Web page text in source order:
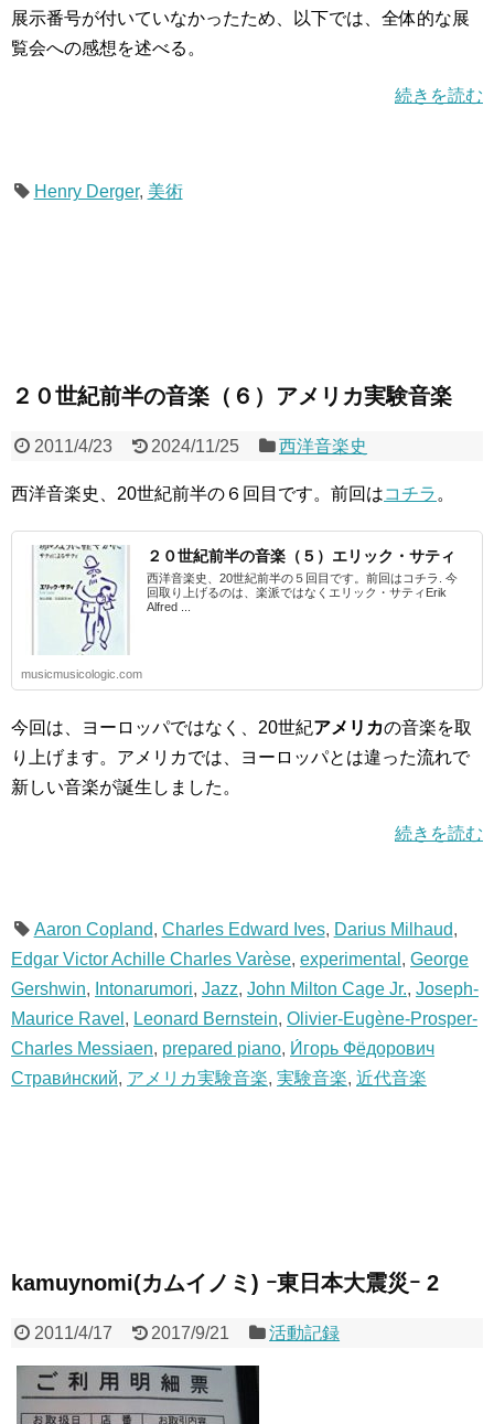
展示番号が付いていなかったため、以下では、全体的な展
覧会への感想を述べる。
続きを読む
Henry Derger, 美術
２０世紀前半の音楽（６）アメリカ実験音楽
2011/4/23 2024/11/25 西洋音楽史
西洋音楽史、20世紀前半の６回目です。前回はコチラ 。
２０世紀前半の音楽（５）エリック・サティ
西洋音楽史、20世紀前半の５回目です。前回はコチラ. 今
回取り上げるのは、楽派ではなくエリック・サティErik
Alfred ...
musicmusicologic.com
今回は、ヨーロッパではなく、20世紀アメリカの音楽を取
り上げます。アメリカでは、ヨーロッパとは違った流れで
新しい音楽が誕生しました。
続きを読む
Aaron Copland, Charles Edward Ives, Darius Milhaud,
Edgar Victor Achille Charles Varèse, experimental , George
Gershwin, Intonarumori, Jazz, John Milton Cage Jr., Joseph-
Maurice Ravel , Leonard Bernstein, Olivier-Eugène-Prosper-
Charles Messiaen, prepared piano, И́горь Фёдорович
Страви́нский, アメリカ実験音楽, 実験音楽, 近代音楽
kamuynomi(カムイノミ) ｰ東日本大震災ｰ 2
2011/4/17 2017/9/21 活動記録